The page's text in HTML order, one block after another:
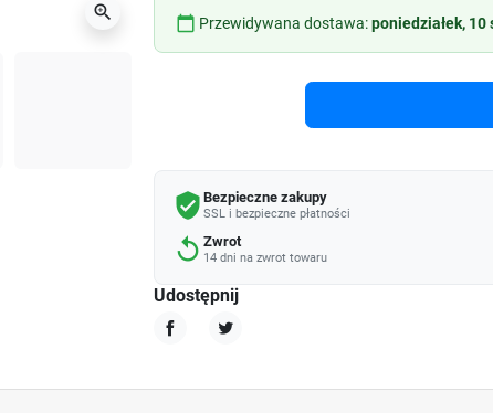
zoom_in calendar_today Przewidywana dostawa:poniedziałek, 10
verified_user Bezpieczne zakupy
SSL i bezpieczne płatności
replay Zwrot
14 dni na zwrot towaru
Udostępnij